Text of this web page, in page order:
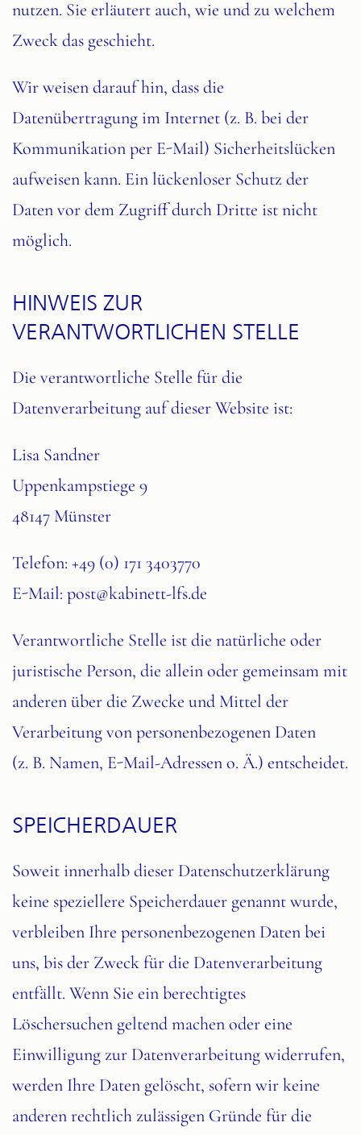
nutzen. Sie erläutert auch, wie und zu welchem
Zweck das geschieht.
Wir weisen darauf hin, dass die
Datenübertragung im Internet (z. B. bei der
Kommunikation per E-Mail) Sicherheitslücken
aufweisen kann. Ein lückenloser Schutz der
Daten vor dem Zugriff durch Dritte ist nicht
möglich.
HINWEIS ZUR
VERANTWORTLICHEN STELLE
Die verantwortliche Stelle für die
Datenverarbeitung auf dieser Website ist:
Lisa Sandner
Uppenkampstiege 9
48147 Münster
Telefon: +49 (0) 171 3403770
E-Mail: post@kabinett-lfs.de
Verantwortliche Stelle ist die natürliche oder
juristische Person, die allein oder gemeinsam mit
anderen über die Zwecke und Mittel der
Verarbeitung von personenbezogenen Daten
(z. B. Namen, E-Mail-Adressen o. Ä.) entscheidet.
SPEICHERDAUER
Soweit innerhalb dieser Datenschutzerklärung
keine speziellere Speicherdauer genannt wurde,
verbleiben Ihre personenbezogenen Daten bei
uns, bis der Zweck für die Datenverarbeitung
entfällt. Wenn Sie ein berechtigtes
Löschersuchen geltend machen oder eine
Einwilligung zur Datenverarbeitung widerrufen,
werden Ihre Daten gelöscht, sofern wir keine
anderen rechtlich zulässigen Gründe für die